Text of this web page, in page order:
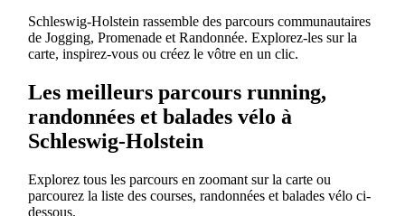
Schleswig-Holstein rassemble des parcours communautaires
de Jogging, Promenade et Randonnée. Explorez-les sur la
carte, inspirez-vous ou créez le vôtre en un clic.
Les meilleurs parcours running,
randonnées et balades vélo à
Schleswig-Holstein
Explorez tous les parcours en zoomant sur la carte ou
parcourez la liste des courses, randonnées et balades vélo ci-
dessous.